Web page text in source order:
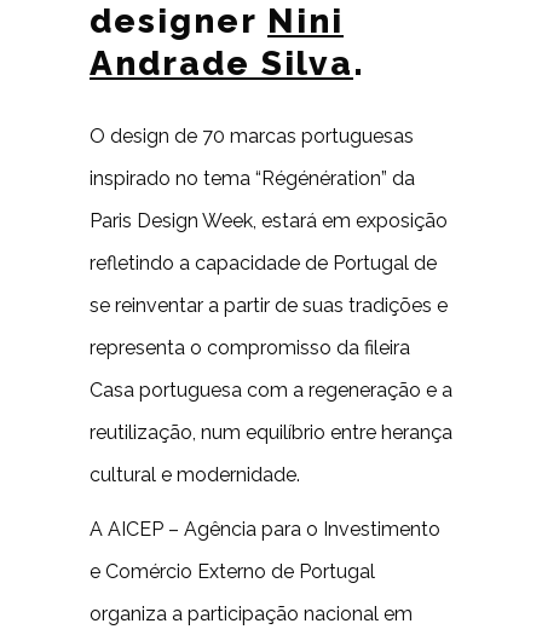
designer Nini
Andrade Silva.
O design de 70 marcas portuguesas
inspirado no tema “Régénération” da
Paris Design Week, estará em exposição
refletindo a capacidade de Portugal de
se reinventar a partir de suas tradições e
representa o compromisso da fileira
Casa portuguesa com a regeneração e a
reutilização, num equilíbrio entre herança
cultural e modernidade.
A AICEP – Agência para o Investimento
e Comércio Externo de Portugal
organiza a participação nacional em